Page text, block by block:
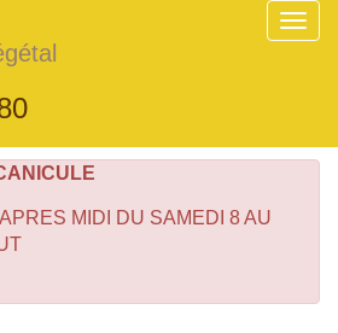
MIDI DU SAMEDI 8 AU